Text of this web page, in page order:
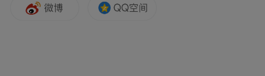
by the user of Dafeng Hao, which is a social media